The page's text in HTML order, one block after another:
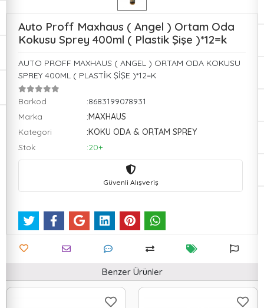
Auto Proff Maxhaus ( Angel ) Ortam Oda
Kokusu Sprey 400ml ( Plastik Şişe )*12=k
AUTO PROFF MAXHAUS ( ANGEL ) ORTAM ODA KOKUSU
SPREY 400ML ( PLASTİK ŞİŞE )*12=K
Barkod
:8683199078931
Marka
:MAXHAUS
Kategori
:KOKU ODA & ORTAM SPREY
Stok
:20+
Güvenli Alışveriş
Benzer Ürünler